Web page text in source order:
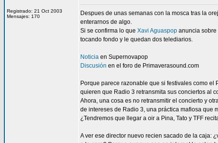
Registrado: 21 Oct 2003
Mensajes: 170
Despues de unas semanas con la mosca tras la
enterarnos de algo.
Si se confirma lo que Xavi Aguaspop anuncia
tocando fondo y le quedan dos telediarios.
Noticia en Supernovapop
Discusión en el foro de Primaverasound.com
Porque parece razonable que si festivales como
quieren que Radio 3 retransmita sus conciertos al
Ahora, una cosa es no retransmitir el concierto y
de intereses de Radio 3, una práctica mafiosa que
¿Tendremos que llegar a oir a Pina, Tato y TFF
A ver ese director nuevo recien sacado de la caja: